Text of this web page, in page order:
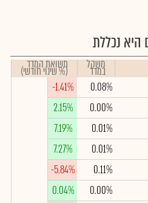
נכללת
משקל
במדד תשואת המדד
(% שינוי חודשי)
0.08%
-1.41%
0.00%
2.15%
0.01%
7.19%
0.01%
7.27%
0.11%
-5.84%
0.00%
0.04%